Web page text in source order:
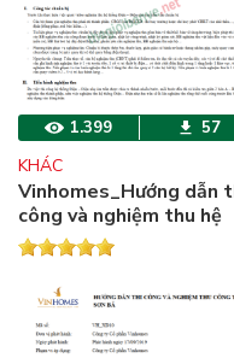
1.399 57
KHÁC
Vinhomes_Hướng dẫn
công và nghiệm thu hệ
thống điện, điện nhẹ âm
trần